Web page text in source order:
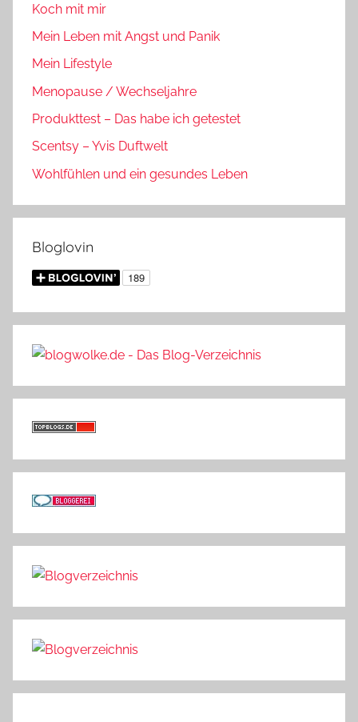
Koch mit mir
Mein Leben mit Angst und Panik
Mein Lifestyle
Menopause / Wechseljahre
Produkttest – Das habe ich getestet
Scentsy – Yvis Duftwelt
Wohlfühlen und ein gesundes Leben
Bloglovin